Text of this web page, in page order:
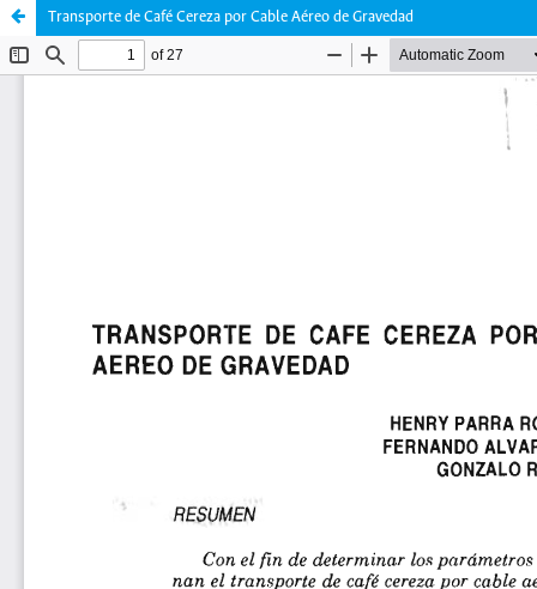
Transporte de Café Cereza por Cable Aéreo de Gravedad